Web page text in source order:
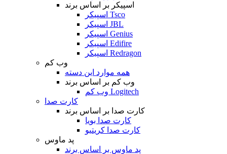
اسپیکر بر اساس برند
اسپیکر Tsco
اسپیکر JBL
اسپیکر Genius
اسپیکر Edifire
اسپیکر Redragon
وب کم
همه موارد این دسته
وب کم بر اساس برند
وب کم Logitech
کارت صدا
کارت صدا بر اساس برند
کارت صدا بویا
کارت صدا کریتیو
پد ماوس
پد ماوس بر اساس برند